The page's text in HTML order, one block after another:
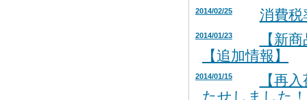
2014/02/25 消費
2014/01/23
【新
【追加情報】
2014/01/15
【再
たせしました